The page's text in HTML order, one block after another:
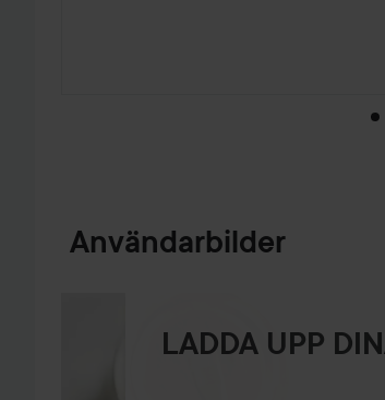
Användarbilder
LADDA UPP